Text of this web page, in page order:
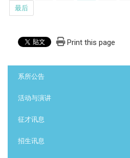
最后
Print this page
系所公告
活动与演讲
征才讯息
招生讯息